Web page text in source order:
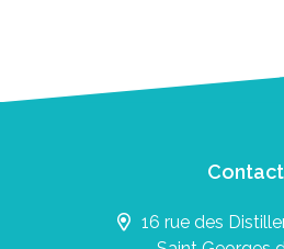
Contact
16 rue des